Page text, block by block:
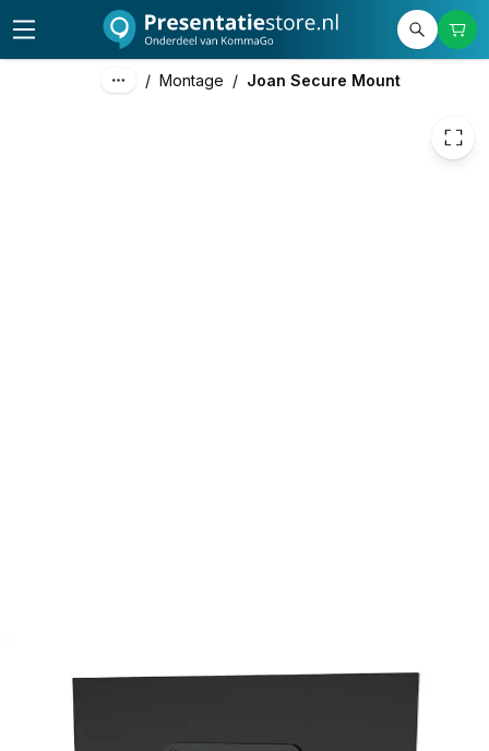
/ Montage / Joan Secure Mount
149,00 excl. btw
180,29 incl. btw